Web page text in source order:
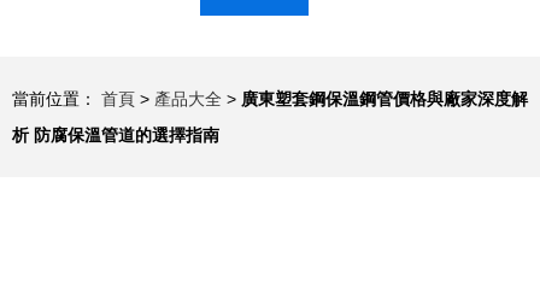
當前位置： 首頁 > 產品大全 > 廣東塑套鋼保溫鋼管價格與廠家深度解
析 防腐保溫管道的選擇指南